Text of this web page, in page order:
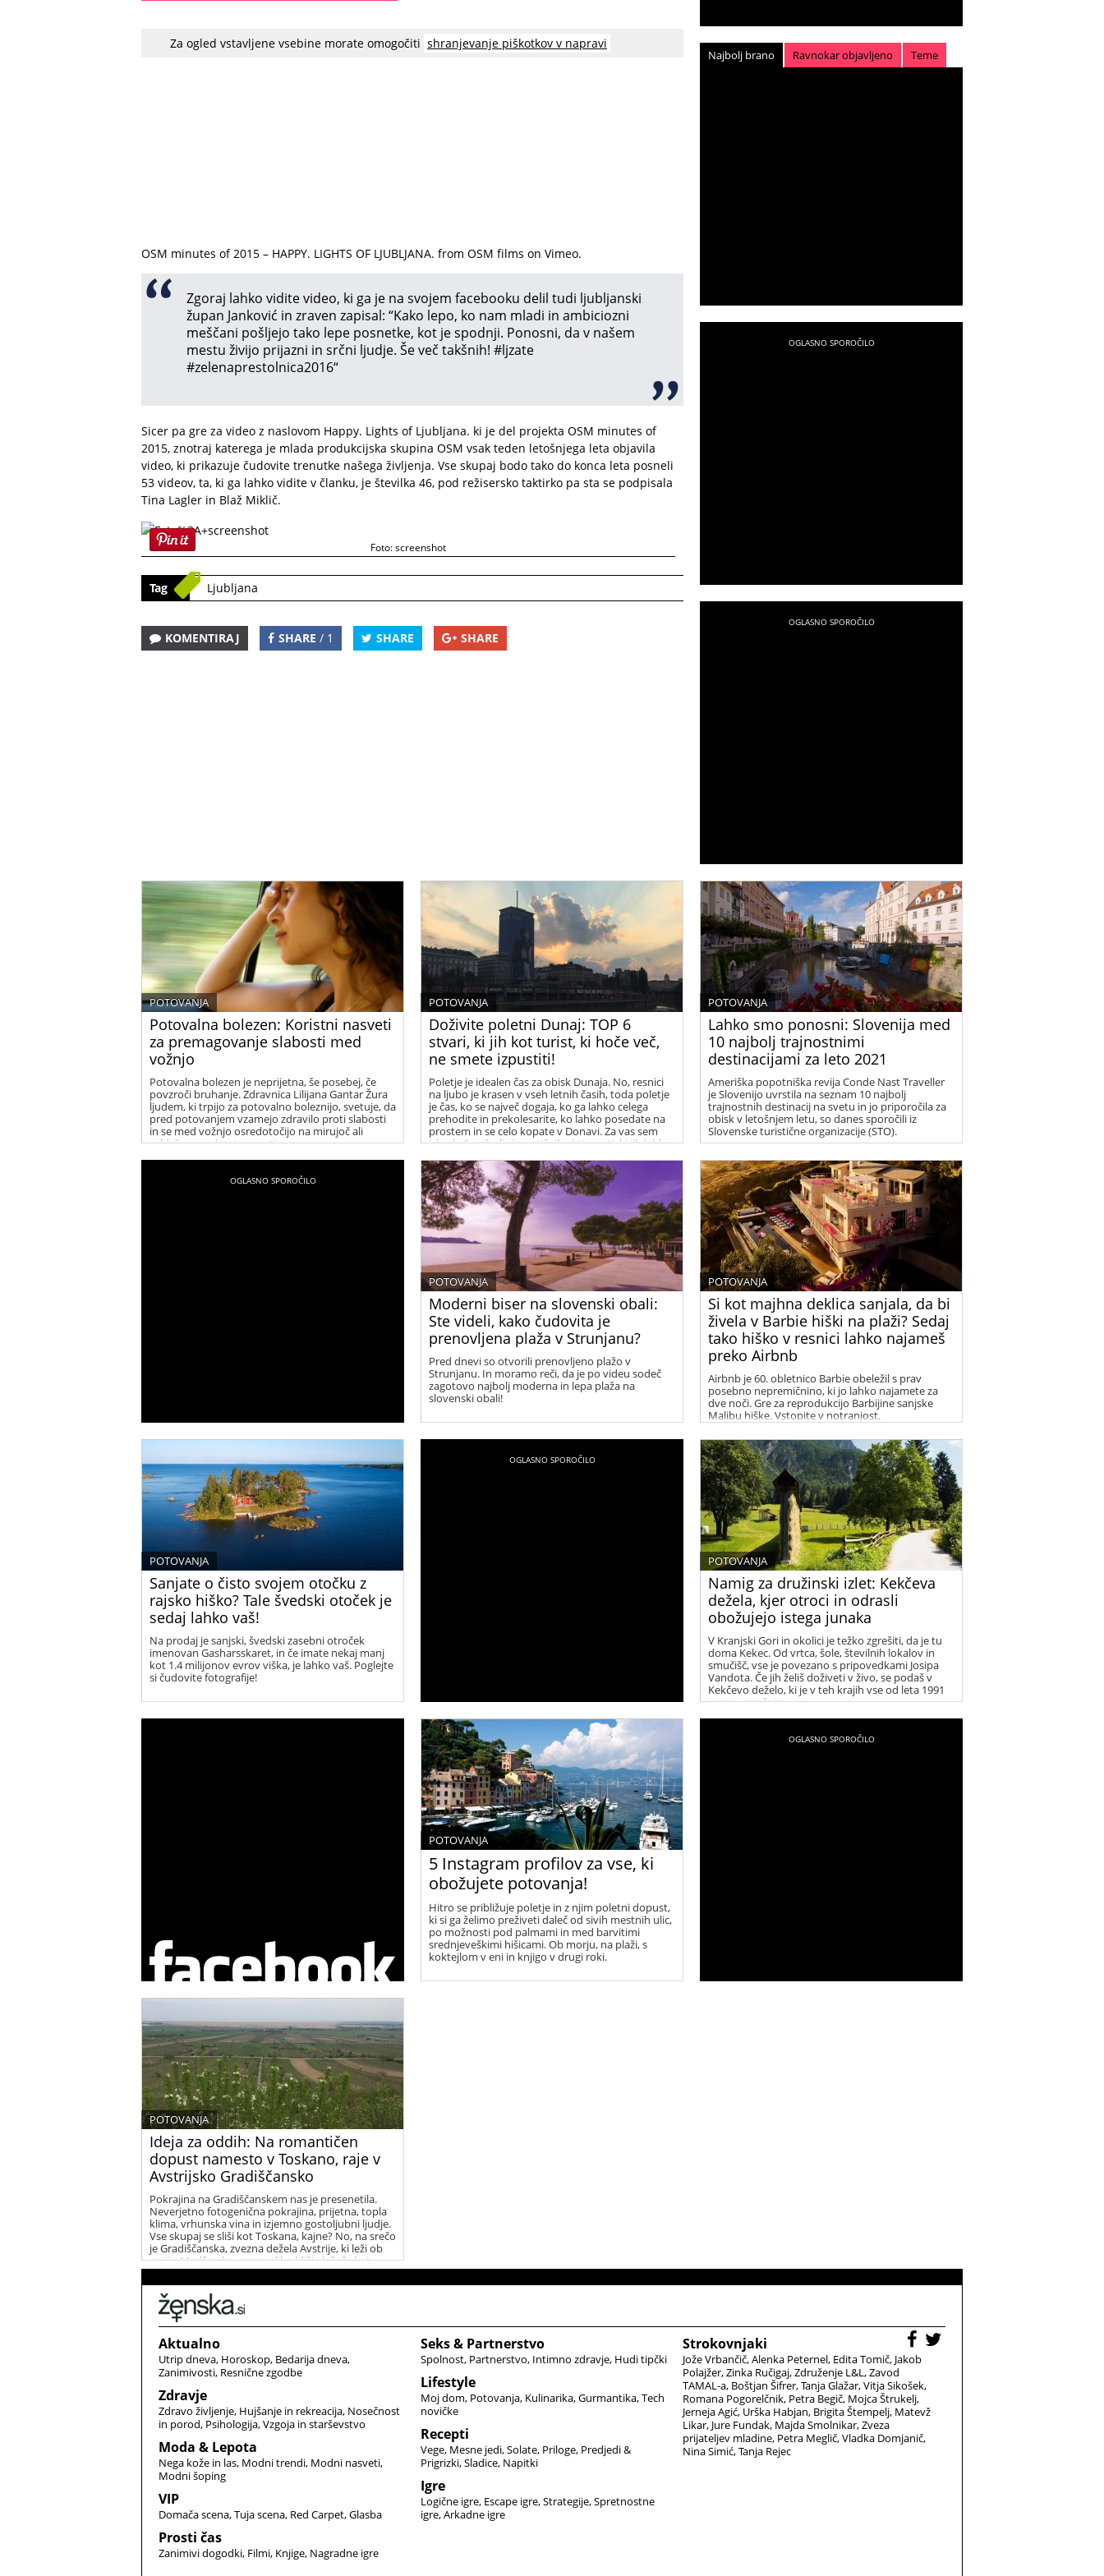
Za ogled vstavljene vsebine morate omogočiti shranjevanje piškotkov v napravi
OSM minutes of 2015 – HAPPY. LIGHTS OF LJUBLJANA. from OSM films on Vimeo.
Zgoraj lahko vidite video, ki ga je na svojem facebooku delil tudi ljubljanski
župan Janković in zraven zapisal: “Kako lepo, ko nam mladi in ambiciozni
meščani pošljejo tako lepe posnetke, kot je spodnji. Ponosni, da v našem
mestu živijo prijazni in srčni ljudje. Še več takšnih! ‪#‎ljzate‬
‪#‎zelenaprestolnica2016‬“
Sicer pa gre za video z naslovom Happy. Lights of Ljubljana. ki je del projekta OSM minutes of
2015, znotraj katerega je mlada produkcijska skupina OSM vsak teden letošnjega leta objavila
video, ki prikazuje čudovite trenutke našega življenja. Vse skupaj bodo tako do konca leta posneli
53 videov, ta, ki ga lahko vidite v članku, je številka 46, pod režisersko taktirko pa sta se podpisala
Tina Lagler in Blaž Miklič.
Foto: screenshot
Tag Ljubljana
KOMENTIRAJ SHARE / 1 SHARE SHARE
Najbolj brano Ravnokar objavljeno Teme
Potovalna bolezen: Koristni nasveti
za premagovanje slabosti med
vožnjo
POTOVANJA
Potovalna bolezen je neprijetna, še posebej, če
povzroči bruhanje. Zdravnica Lilijana Gantar Žura
ljudem, ki trpijo za potovalno boleznijo, svetuje, da
pred potovanjem vzamejo zdravilo proti slabosti
in se med vožnjo osredotočijo na mirujoč ali
oddaljen predmet na cesti.
Doživite poletni Dunaj: TOP 6
stvari, ki jih kot turist, ki hoče več,
ne smete izpustiti!
POTOVANJA
Poletje je idealen čas za obisk Dunaja. No, resnici
na ljubo je krasen v vseh letnih časih, toda poletje
je čas, ko se največ dogaja, ko ga lahko celega
prehodite in prekolesarite, ko lahko posedate na
prostem in se celo kopate v Donavi. Za vas sem
izbrala 6 najbolj simpatičnih aktivnosti, ki jih lahko
Lahko smo ponosni: Slovenija med
10 najbolj trajnostnimi
destinacijami za leto 2021
POTOVANJA
Ameriška popotniška revija Conde Nast Traveller
je Slovenijo uvrstila na seznam 10 najbolj
trajnostnih destinacij na svetu in jo priporočila za
obisk v letošnjem letu, so danes sporočili iz
Slovenske turistične organizacije (STO).
Moderni biser na slovenski obali:
Ste videli, kako čudovita je
prenovljena plaža v Strunjanu?
POTOVANJA
Pred dnevi so otvorili prenovljeno plažo v
Strunjanu. In moramo reči, da je po videu sodeč
zagotovo najbolj moderna in lepa plaža na
slovenski obali!
Si kot majhna deklica sanjala, da bi
živela v Barbie hiški na plaži? Sedaj
tako hiško v resnici lahko najameš
preko Airbnb
POTOVANJA
Airbnb je 60. obletnico Barbie obeležil s prav
posebno nepremičnino, ki jo lahko najamete za
dve noči. Gre za reprodukcijo Barbijine sanjske
Malibu hiške. Vstopite v notranjost.
Sanjate o čisto svojem otočku z
rajsko hiško? Tale švedski otoček je
sedaj lahko vaš!
POTOVANJA
Na prodaj je sanjski, švedski zasebni otroček
imenovan Gasharsskaret, in če imate nekaj manj
kot 1.4 milijonov evrov viška, je lahko vaš. Poglejte
si čudovite fotografije!
Namig za družinski izlet: Kekčeva
dežela, kjer otroci in odrasli
obožujejo istega junaka
POTOVANJA
V Kranjski Gori in okolici je težko zgrešiti, da je tu
doma Kekec. Od vrtca, šole, številnih lokalov in
smučišč, vse je povezano s pripovedkami Josipa
Vandota. Če jih želiš doživeti v živo, se podaš v
Kekčevo deželo, ki je v teh krajih vse od leta 1991
prava uspešnica.
5 Instagram profilov za vse, ki
obožujete potovanja!
POTOVANJA
Hitro se približuje poletje in z njim poletni dopust,
ki si ga želimo preživeti daleč od sivih mestnih ulic,
po možnosti pod palmami in med barvitimi
srednjeveškimi hišicami. Ob morju, na plaži, s
koktejlom v eni in knjigo v drugi roki.
Ideja za oddih: Na romantičen
dopust namesto v Toskano, raje v
Avstrijsko Gradiščansko
POTOVANJA
Pokrajina na Gradiščanskem nas je presenetila.
Neverjetno fotogenična pokrajina, prijetna, topla
klima, vrhunska vina in izjemno gostoljubni ljudje.
Vse skupaj se sliši kot Toskana, kajne? No, na srečo
je Gradiščanska, zvezna dežela Avstrije, ki leži ob
meji z Madžarsko, nam veliko bližje ležeča kot
Toskana. A nič manj očarljiva.
Aktualno
Utrip dneva Horoskop Bedarija dneva
Zanimivosti Resnične zgodbe
Zdravje
Zdravo življenje Hujšanje in rekreacija Nosečnost
in porod Psihologija Vzgoja in starševstvo
Moda & Lepota
Nega kože in las Modni trendi Modni nasveti
Modni šoping
VIP
Domača scena Tuja scena Red Carpet Glasba
Prosti čas
Zanimivi dogodki Filmi Knjige Nagradne igre
Seks & Partnerstvo
Spolnost Partnerstvo Intimno zdravje Hudi tipčki
Lifestyle
Moj dom Potovanja Kulinarika Gurmantika Tech
novičke
Recepti
Vege Mesne jedi Solate Priloge Predjedi &
Prigrizki Sladice Napitki
Igre
Logične igre Escape igre Strategije Spretnostne
igre Arkadne igre
Strokovnjaki
Jože Vrbančič Alenka Peternel Edita Tomič Jakob
Polajžer Zinka Ručigaj Združenje L&L Zavod
TAMAL-a Boštjan Šifrer Tanja Glažar Vitja Sikošek
Romana Pogorelčnik Petra Begič Mojca Štrukelj
Jerneja Agić Urška Habjan Brigita Štempelj Matevž
Likar Jure Fundak Majda Smolnikar Zveza
prijateljev mladine Petra Meglič Vladka Domjanič
Nina Simić Tanja Rejec